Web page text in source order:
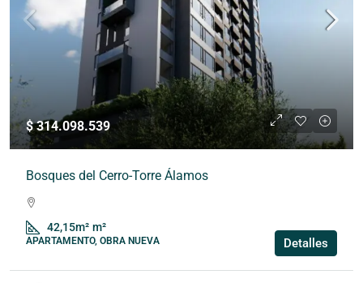
$ 314.098.539
Bosques del Cerro-Torre Álamos
42,15m² m²
APARTAMENTO, OBRA NUEVA Detalles